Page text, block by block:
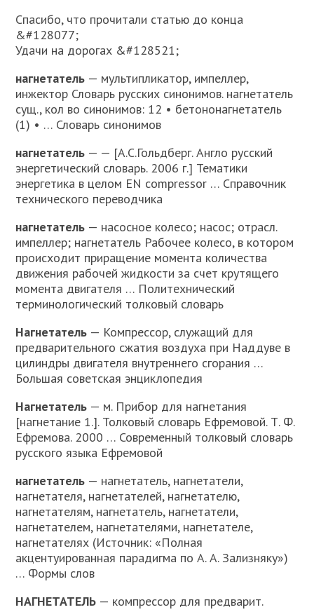
Спасибо, что прочитали статью до конца
&#128077;
Удачи на дорогах &#128521;
нагнетатель — мультипликатор, импеллер,
инжектор Словарь русских синонимов. нагнетатель
сущ., кол во синонимов: 12 • бетононагнетатель
(1) • … Словарь синонимов
нагнетатель — — [А.С.Гольдберг. Англо русский
энергетический словарь. 2006 г.] Тематики
энергетика в целом EN compressor … Справочник
технического переводчика
нагнетатель — насосное колесо; насос; отрасл.
импеллер; нагнетатель Рабочее колесо, в котором
происходит приращение момента количества
движения рабочей жидкости за счет крутящего
момента двигателя … Политехнический
терминологический толковый словарь
Нагнетатель — Компрессор, служащий для
предварительного сжатия воздуха при Наддуве в
цилиндры двигателя внутреннего сгорания …
Большая советская энциклопедия
Нагнетатель — м. Прибор для нагнетания
[нагнетание 1.]. Толковый словарь Ефремовой. Т. Ф.
Ефремова. 2000 … Современный толковый словарь
русского языка Ефремовой
нагнетатель — нагнетатель, нагнетатели,
нагнетателя, нагнетателей, нагнетателю,
нагнетателям, нагнетатель, нагнетатели,
нагнетателем, нагнетателями, нагнетателе,
нагнетателях (Источник: «Полная
акцентуированная парадигма по А. А. Зализняку»)
… Формы слов
НАГНЕТАТЕЛЬ — компрессор для предварит.